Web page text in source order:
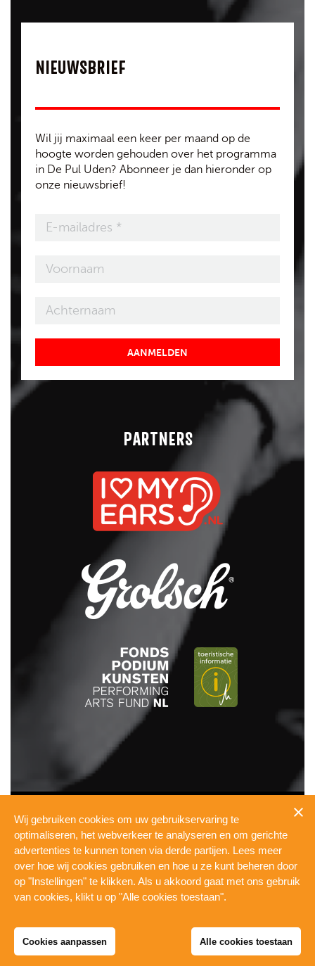
NIEUWSBRIEF
Wil jij maximaal een keer per maand op de
hoogte worden gehouden over het programma
in De Pul Uden? Abonneer je dan hieronder op
onze nieuwsbrief!
AANMELDEN
PARTNERS
INFO
PRESSKIT
TECHNICAL
PRIVACY
COOKIES
WERKEN BIJ DE PUL
Wij gebruiken cookies om uw gebruikservaring te
optimaliseren, het webverkeer te analyseren en om gerichte
advertenties te kunnen tonen via derde partijen. Lees meer
over hoe wij cookies gebruiken en hoe u ze kunt beheren door
op "Instellingen" te klikken. Als u akkoord gaat met ons gebruik
van cookies, klikt u op "Alle cookies toestaan".
Cookies aanpassen Alle cookies toestaan